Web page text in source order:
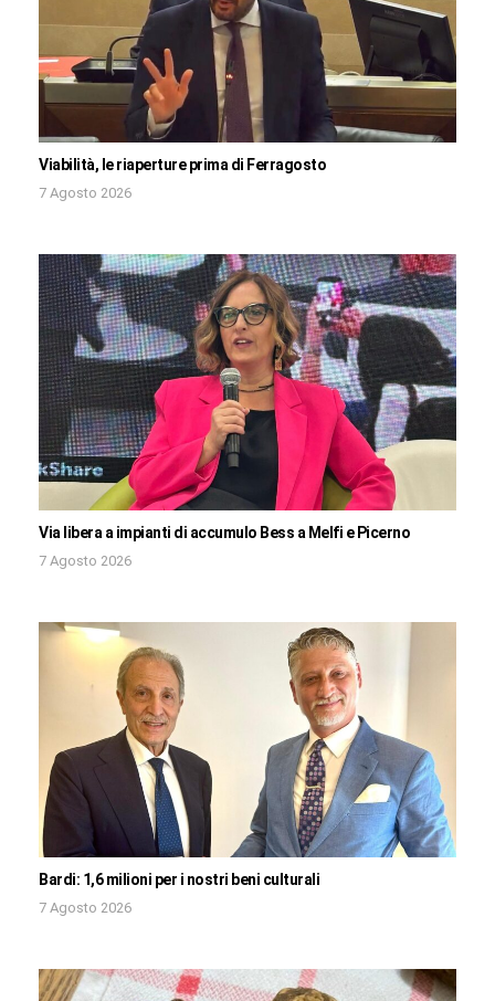
Viabilità, le riaperture prima di Ferragosto
7 Agosto 2026
Via libera a impianti di accumulo Bess a Melfi e Picerno
7 Agosto 2026
Bardi: 1,6 milioni per i nostri beni culturali
7 Agosto 2026